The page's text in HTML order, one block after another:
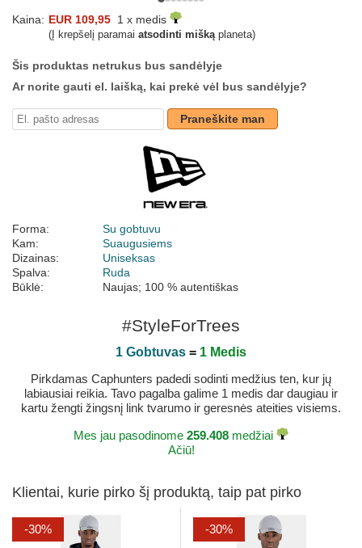
Kaina: EUR 109,95 1 x medis
(Į krepšelį paramai atsodinti miškąplaneta)
Šis produktas netrukus bus sandėlyje
Ar norite gauti el. laišką, kai prekė vėl bus sandėlyje?
Praneškite man
Forma:
Su gobtuvu
Kam:
Suaugusiems
Dizainas:
Uniseksas
Spalva:
Ruda
Būklė:
Naujas; 100 % autentiškas
#StyleForTrees
1 Gobtuvas = 1 Medis
Pirkdamas Caphunters padedi sodinti medžius ten, kur jų
labiausiai reikia. Tavo pagalba galime 1 medis dar daugiau ir
kartu žengti žingsnį link tvarumo ir geresnės ateities visiems.
Mes jau pasodinome 259.408 medžiai
Ačiū!
Klientai, kurie pirko šį produktą, taip pat pirko
-30% -30%